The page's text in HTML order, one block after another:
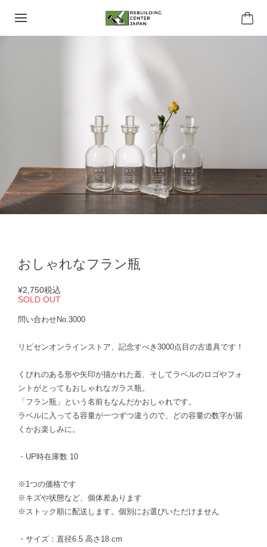
おしゃれなフラン瓶
¥2,750税込
SOLD OUT
問い合わせNo.3000
リビセンオンラインストア、記念すべき3000点目の古道具です！
くびれのある形や矢印が描かれた蓋、そしてラベルのロゴやフォ
ントがとってもおしゃれなガラス瓶。
「フラン瓶」という名前もなんだかおしゃれです。
ラベルに入ってる容量が一つずつ違うので、どの容量の数字が届
くかお楽しみに。
・UP時在庫数 10
※1つの価格です
※キズや状態など、個体差あります
※ストック順に配送します。個別にお選びいただけません
・サイズ：直径6.5 高さ18 cm